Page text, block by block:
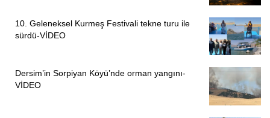
10. Geleneksel Kurmeş Festivali tekne turu ile
sürdü-VİDEO
Dersim’in Sorpiyan Köyü’nde orman yangını-
VİDEO